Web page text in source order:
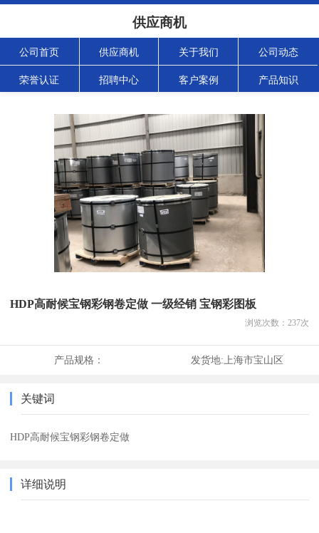
供应商机
公司首页 供应商机 关于我们 公司动态
荣誉认证 招聘中心 客户案例 产品知识
HDP高耐候宝钢彩钢卷定做 一级经销 宝钢彩图板
浏览次数： 237次
产品规格： 发货地: 上海市宝山区
关键词
HDP高耐候宝钢彩钢卷定做
详细说明